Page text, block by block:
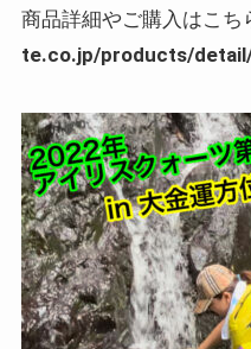
商品詳細やご購入はこち
te.co.jp/products/